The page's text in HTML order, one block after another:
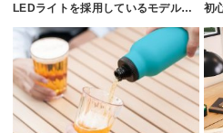
LEDライトを採用しているモデル…
初